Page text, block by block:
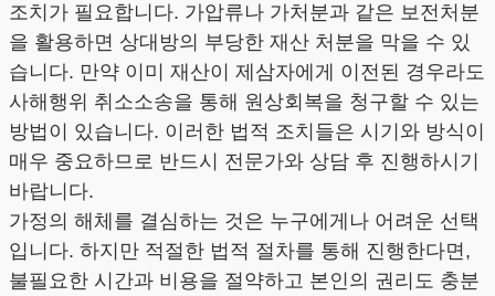
조치가 필요합니다. 가압류나 가처분과 같은 보전처분
을 활용하면 상대방의 부당한 재산 처분을 막을 수 있
습니다. 만약 이미 재산이 제삼자에게 이전된 경우라도
사해행위 취소소송을 통해 원상회복을 청구할 수 있는
방법이 있습니다. 이러한 법적 조치들은 시기와 방식이
매우 중요하므로 반드시 전문가와 상담 후 진행하시기
바랍니다.
가정의 해체를 결심하는 것은 누구에게나 어려운 선택
입니다. 하지만 적절한 법적 절차를 통해 진행한다면,
불필요한 시간과 비용을 절약하고 본인의 권리도 충분